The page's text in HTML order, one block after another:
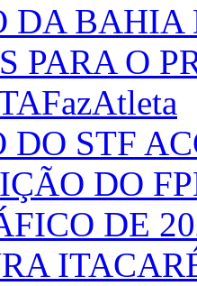
DA
PARA O
STF
DO
DE